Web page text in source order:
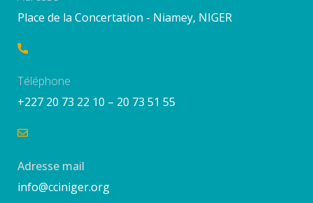
Place de la Concertation - Niamey, NIGER
Téléphone
+227 20 73 22 10 – 20 73 51 55
Adresse mail
info@cciniger.org